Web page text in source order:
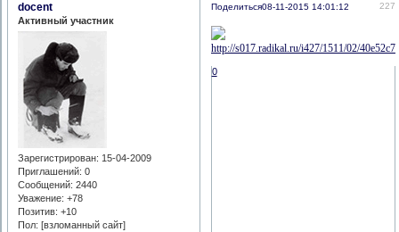
Поделиться 227
08-11-2015 14:01:12
docent
Активный участник
Зарегистрирован: 15-04-2009
Приглашений: 0
Сообщений: 2440
Уважение: +78
Позитив: +10
Пол: [взломанный сайт]
0